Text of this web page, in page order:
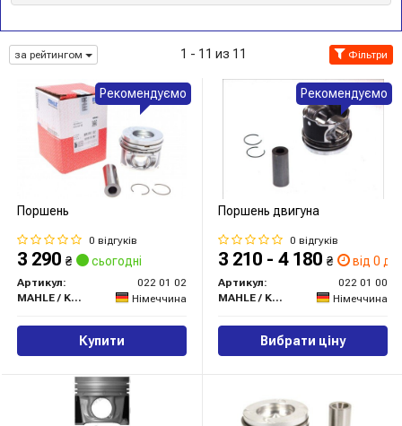
за рейтингом 1 - 11 из 11 Фільтри
Поршень
0 відгуків
3 290 ₴ сьогодні
Артикул:
022 01 02
MAHLE / KNECHT
Німеччина
Купити
Рекомендуємо
Поршень двигуна
0 відгуків
3 210 - 4 180 ₴ від 0 дн.
Артикул:
022 01 00
MAHLE / KNECHT
Німеччина
Вибрати ціну
Рекомендуємо